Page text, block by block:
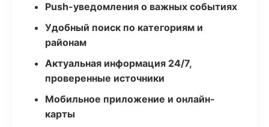
Push-уведомления о важных событиях
Удобный поиск по категориям и
районам
Актуальная информация 24/7,
проверенные источники
Мобильное приложение и онлайн-
карты